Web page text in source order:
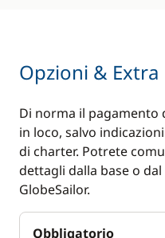
Opzioni & Extra
Di norma il pagamento
in loco, salvo
di charter. Potrete
dettagli dalla base o
GlobeSailor.
Obbligatorio